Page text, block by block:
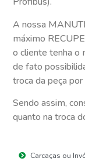
A nossa
máximo
o cliente tenha o
de fato
troca da peça por
Sendo assim,
quanto na troca
Carcaças ou